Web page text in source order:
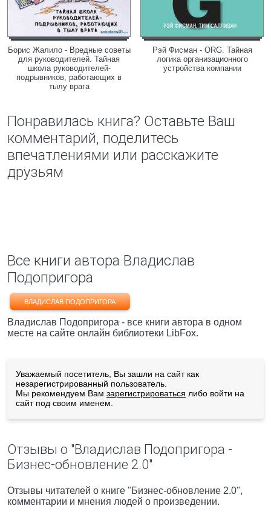
Борис Жалило - Вредные советы
для руководителей. Тайная
школа руководителей-
подрывников, работающих в
тылу врага
Рэй Фисман - ORG. Тайная
логика организационного
устройства компании
Понравилась книга? Оставьте Ваш
комментарий, поделитесь
впечатлениями или расскажите
друзьям
Все книги автора Владислав
Подопригора
ВЛАДИСЛАВ ПОДОПРИГОРА
Владислав Подопригора - все книги автора в одном
месте на сайте онлайн библиотеки LibFox.
Уважаемый посетитель, Вы зашли на сайт как
незарегистрированный пользователь.
Мы рекомендуем Вам зарегистрироваться либо войти на
сайт под своим именем.
Отзывы о "Владислав Подопригора -
Бизнес-обновление 2.0"
Отзывы читателей о книге "Бизнес-обновление 2.0",
комментарии и мнения людей о произведении.